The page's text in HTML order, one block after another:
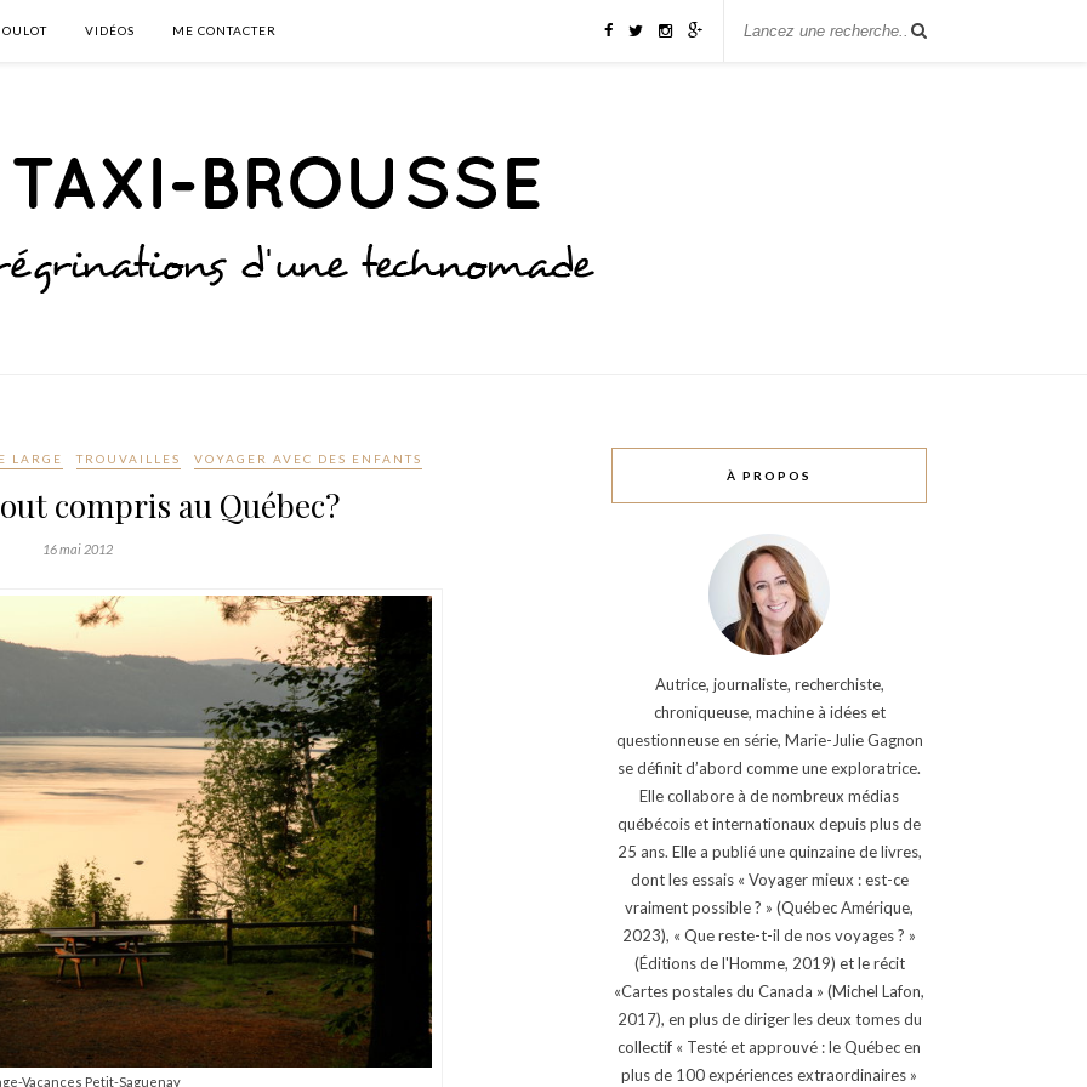
VIDÉOS ME CONTACTER
LARGE TROUVAILLES VOYAGER AVEC DES ENFANTS
compris au Québec?
16 mai 2012
Vacances Petit-Saguenay
À PROPOS
Autrice, journaliste, recherchiste,
chroniqueuse, machine à idées et
questionneuse en série, Marie-Julie Gagnon
se définit d’abord comme une exploratrice.
Elle collabore à de nombreux médias
québécois et internationaux depuis plus de
25 ans. Elle a publié une quinzaine de livres,
dont les essais « Voyager mieux : est-ce
vraiment possible ? » (Québec Amérique,
2023), « Que reste-t-il de nos voyages ? »
(Éditions de l'Homme, 2019) et le récit
«Cartes postales du Canada » (Michel Lafon,
2017), en plus de diriger les deux tomes du
collectif « Testé et approuvé : le Québec en
plus de 100 expériences extraordinaires »